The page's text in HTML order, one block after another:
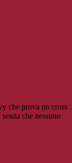
che prova un cross
che nessuno